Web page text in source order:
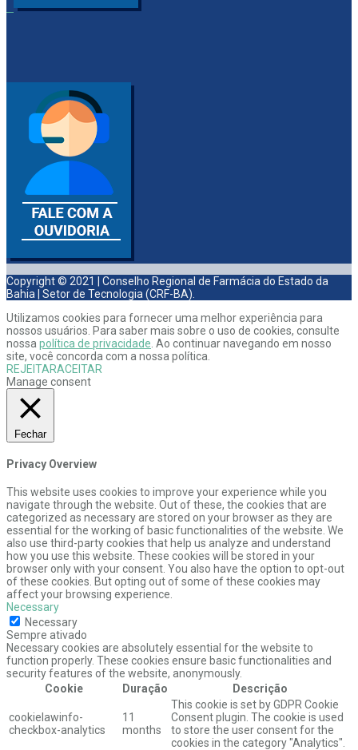
Copyright © 2021 | Conselho Regional de Farmácia do Estado da
Bahia | Setor de Tecnologia (CRF-BA).
Utilizamos cookies para fornecer uma melhor experiência para
nossos usuários. Para saber mais sobre o uso de cookies, consulte
nossapolítica de privacidade. Ao continuar navegando em nosso
site, você concorda com a nossa política.
REJEITARACEITAR
Manage consent
Fechar
Privacy Overview
This website uses cookies to improve your experience while you
navigate through the website. Out of these, the cookies that are
categorized as necessary are stored on your browser as they are
essential for the working of basic functionalities of the website. We
also use third-party cookies that help us analyze and understand
how you use this website. These cookies will be stored in your
browser only with your consent. You also have the option to opt-out
of these cookies. But opting out of some of these cookies may
affect your browsing experience.
Necessary
Necessary
Sempre ativado
Necessary cookies are absolutely essential for the website to
function properly. These cookies ensure basic functionalities and
security features of the website, anonymously.
Cookie
Duração Descrição
cookielawinfo-
checkbox-analytics
11
months
This cookie is set by GDPR Cookie
Consent plugin. The cookie is used
to store the user consent for the
cookies in the category "Analytics".